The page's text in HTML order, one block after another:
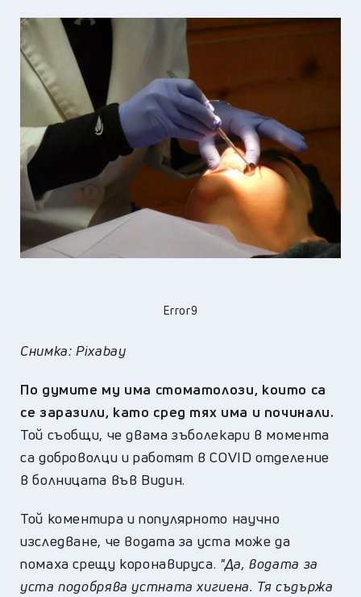
Error9
Снимка: Pixabay
По думите му има стоматолози, които са
се заразили, като сред тях има и починали.
Той съобщи, че двама зъболекари в момента
са доброволци и работят в COVID отделение
в болницата във Видин.
Той коментира и популярното научно
изследване, че водата за уста може да
помаха срещу коронавируса. "Да, водата за
уста подобрява устната хигиена. Тя съдържа